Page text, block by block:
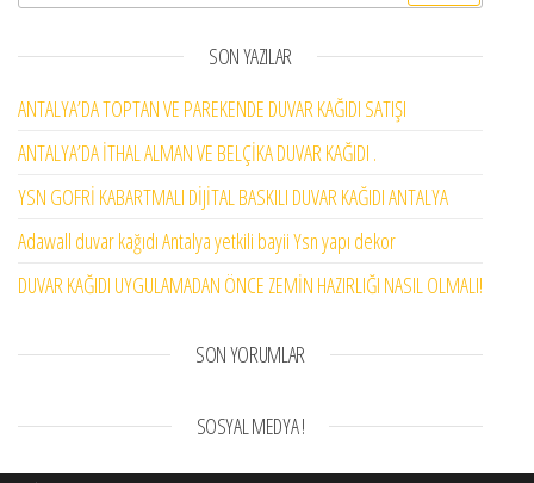
SON YAZILAR
ANTALYA’DA TOPTAN VE PAREKENDE DUVAR KAĞIDI SATIŞI
ANTALYA’DA İTHAL ALMAN VE BELÇİKA DUVAR KAĞIDI .
YSN GOFRİ KABARTMALI DİJİTAL BASKILI DUVAR KAĞIDI ANTALYA
Adawall duvar kağıdı Antalya yetkili bayii Ysn yapı dekor
DUVAR KAĞIDI UYGULAMADAN ÖNCE ZEMİN HAZIRLIĞI NASIL OLMALI!
SON YORUMLAR
SOSYAL MEDYA !